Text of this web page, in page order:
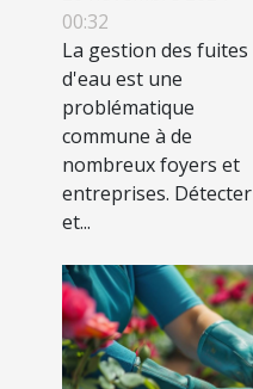
fuites d'eau
efficacement
00:32
La gestion des fuites
d'eau est une
problématique
commune à de
nombreux foyers et
entreprises. Détecter
et...